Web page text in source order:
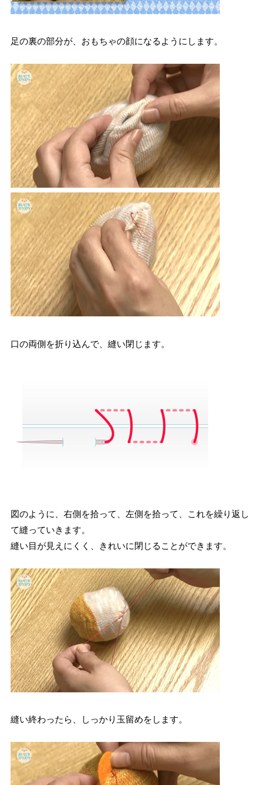
足の裏の部分が、おもちゃの顔になるようにします。
口の両側を折り込んで、縫い閉じます。
図のように、右側を拾って、左側を拾って、これを繰り返し
て縫っていきます。
縫い目が見えにくく、きれいに閉じることができます。
縫い終わったら、しっかり玉留めをします。